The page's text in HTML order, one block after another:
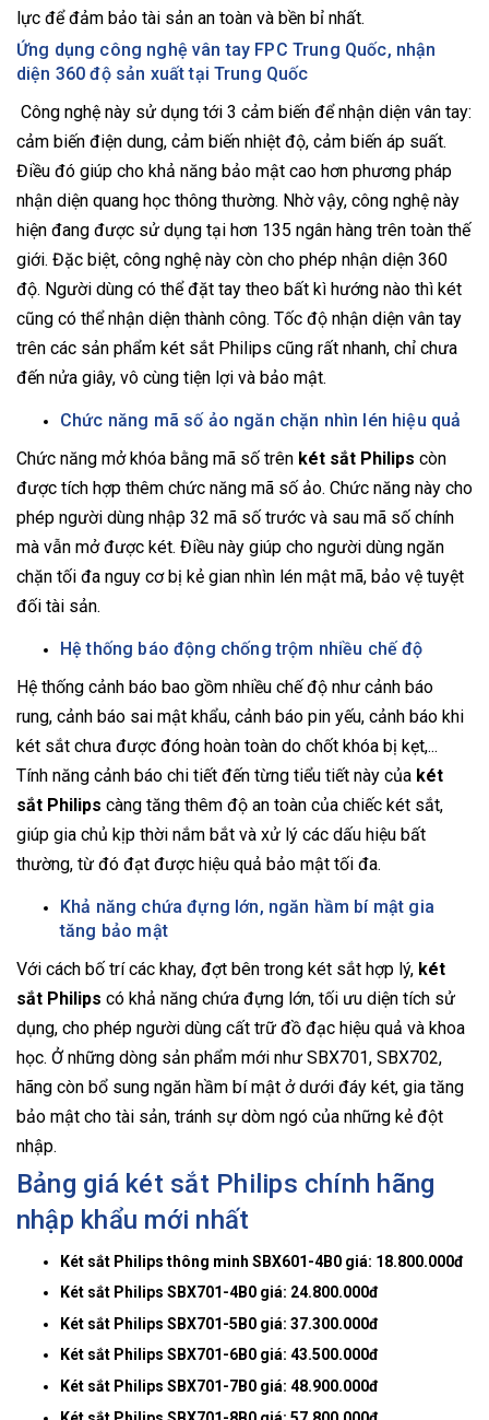
lực để đảm bảo tài sản an toàn và bền bỉ nhất.
Ứng dụng công nghệ vân tay FPC Trung Quốc, nhận
diện 360 độ sản xuất tại Trung Quốc
Công nghệ này sử dụng tới 3 cảm biến để nhận diện vân tay:
cảm biến điện dung, cảm biến nhiệt độ, cảm biến áp suất.
Điều đó giúp cho khả năng bảo mật cao hơn phương pháp
nhận diện quang học thông thường. Nhờ vậy, công nghệ này
hiện đang được sử dụng tại hơn 135 ngân hàng trên toàn thế
giới. Đặc biệt, công nghệ này còn cho phép nhận diện 360
độ. Người dùng có thể đặt tay theo bất kì hướng nào thì két
cũng có thể nhận diện thành công. Tốc độ nhận diện vân tay
trên các sản phẩm két sắt Philips cũng rất nhanh, chỉ chưa
đến nửa giây, vô cùng tiện lợi và bảo mật.
Chức năng mã số ảo ngăn chặn nhìn lén hiệu quả
Chức năng mở khóa bằng mã số trên két sắt Philips còn
được tích hợp thêm chức năng mã số ảo. Chức năng này cho
phép người dùng nhập 32 mã số trước và sau mã số chính
mà vẫn mở được két. Điều này giúp cho người dùng ngăn
chặn tối đa nguy cơ bị kẻ gian nhìn lén mật mã, bảo vệ tuyệt
đối tài sản.
Hệ thống báo động chống trộm nhiều chế độ
Hệ thống cảnh báo bao gồm nhiều chế độ như cảnh báo
rung, cảnh báo sai mật khẩu, cảnh báo pin yếu, cảnh báo khi
két sắt chưa được đóng hoàn toàn do chốt khóa bị kẹt,...
Tính năng cảnh báo chi tiết đến từng tiểu tiết này của két
sắt Philips càng tăng thêm độ an toàn của chiếc két sắt,
giúp gia chủ kịp thời nắm bắt và xử lý các dấu hiệu bất
thường, từ đó đạt được hiệu quả bảo mật tối đa.
Khả năng chứa đựng lớn, ngăn hầm bí mật gia
tăng bảo mật
Với cách bố trí các khay, đợt bên trong két sắt hợp lý, két
sắt Philips có khả năng chứa đựng lớn, tối ưu diện tích sử
dụng, cho phép người dùng cất trữ đồ đạc hiệu quả và khoa
học. Ở những dòng sản phẩm mới như SBX701, SBX702,
hãng còn bổ sung ngăn hầm bí mật ở dưới đáy két, gia tăng
bảo mật cho tài sản, tránh sự dòm ngó của những kẻ đột
nhập.
Bảng giá két sắt Philips chính hãng
nhập khẩu mới nhất
Két sắt Philips thông minh SBX601-4B0 giá: 18.800.000đ
Két sắt Philips SBX701-4B0 giá: 24.800.000đ
Két sắt Philips SBX701-5B0 giá: 37.300.000đ
Két sắt Philips SBX701-6B0 giá: 43.500.000đ
Két sắt Philips SBX701-7B0 giá: 48.900.000đ